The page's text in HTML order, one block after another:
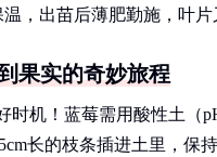
，出苗后薄肥勤施，叶片
果实的奇妙旅程
时机！蓝莓需用酸性土（
长的枝条插进土里，保